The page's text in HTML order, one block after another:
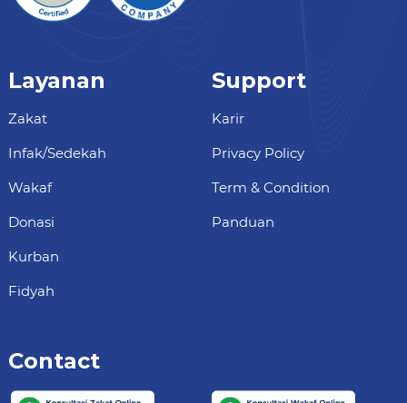
Layanan
Zakat
Infak/Sedekah
Wakaf
Donasi
Kurban
Fidyah
Support
Karir
Privacy Policy
Term & Condition
Panduan
Contact